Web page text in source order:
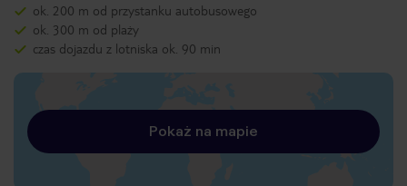
ok. 200 m od przystanku autobusowego
ok. 300 m od plaży
czas dojazdu z lotniska ok. 90 min
Pokaż na mapie